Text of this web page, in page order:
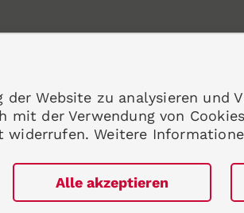
Website zu analysieren und
der Verwendung von
Weitere
Alle akzeptieren